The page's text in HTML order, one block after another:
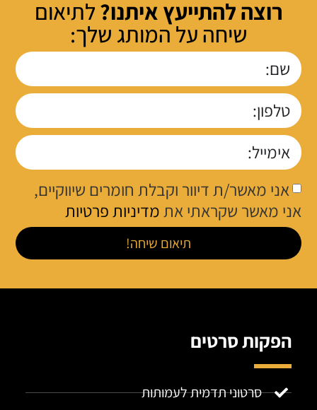
רוצה להתייעץ איתנו?לתיאום
שיחה על המותג שלך:
אני מאשר/ת דיוור וקבלת חומרים שיווקיים,
אני מאשר שקראתי אתמדיניות פרטיות
תיאום שיחה!
הפקות סרטים
סרטוני תדמית לעמותות